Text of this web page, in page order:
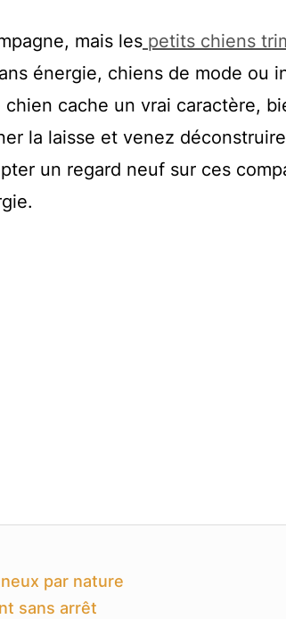
mais les petits chiens
énergie, chiens de mode ou
cache un vrai caractère,
la laisse et venez
un regard neuf sur ces
par nature
sans arrêt